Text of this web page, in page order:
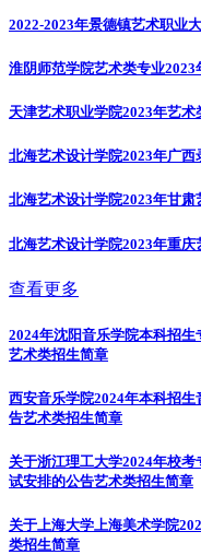
2022-2023年景德镇艺术职业
淮阴师范学院艺术类专业2023
天津艺术职业学院2023年艺术
北海艺术设计学院2023年广西
北海艺术设计学院2023年甘肃
北海艺术设计学院2023年重庆
查看更多
2024年沈阳音乐学院本科招
艺术类招生简章
西安音乐学院2024年本科招
告艺术类招生简章
关于浙江理工大学2024年校
试安排的公告艺术类招生简章
关于上海大学上海美术学院
类招生简章